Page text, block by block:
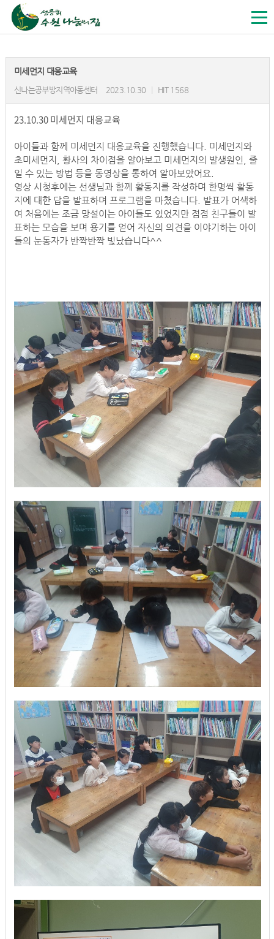
미세먼지 대응교육
신나는공부방지역아동센터 2023.10.30 HIT 1568
23.10.30 미세먼지 대응교육
아이들과 함께 미세먼지 대응교육을 진행했습니다. 미세먼지와
초미세먼지, 황사의 차이점을 알아보고 미세먼지의 발생원인, 줄
일 수 있는 방법 등을 동영상을 통하여 알아보았어요.
영상 시청후에는 선생님과 함께 활동지를 작성하며 한명씩 활동
지에 대한 답을 발표하며 프로그램을 마쳤습니다. 발표가 어색하
여 처음에는 조금 망설이는 아이들도 있었지만 점점 친구들이 발
표하는 모습을 보며 용기를 얻어 자신의 의견을 이야기하는 아이
들의 눈동자가 반짝반짝 빛났습니다^^